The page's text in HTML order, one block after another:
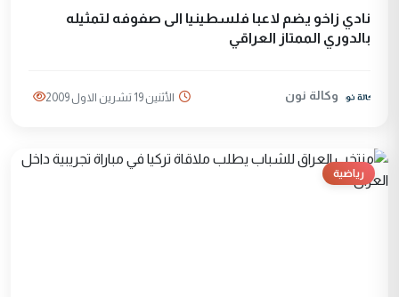
نادي زاخو يضم لاعبا فلسطينيا الى صفوفه لتمثيله
بالدوري الممتاز العراقي
وكالة نون الأثنين 19 تشرين الاول 2009
رياضية